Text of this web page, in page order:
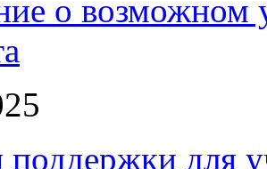
о возможном
поддержки для